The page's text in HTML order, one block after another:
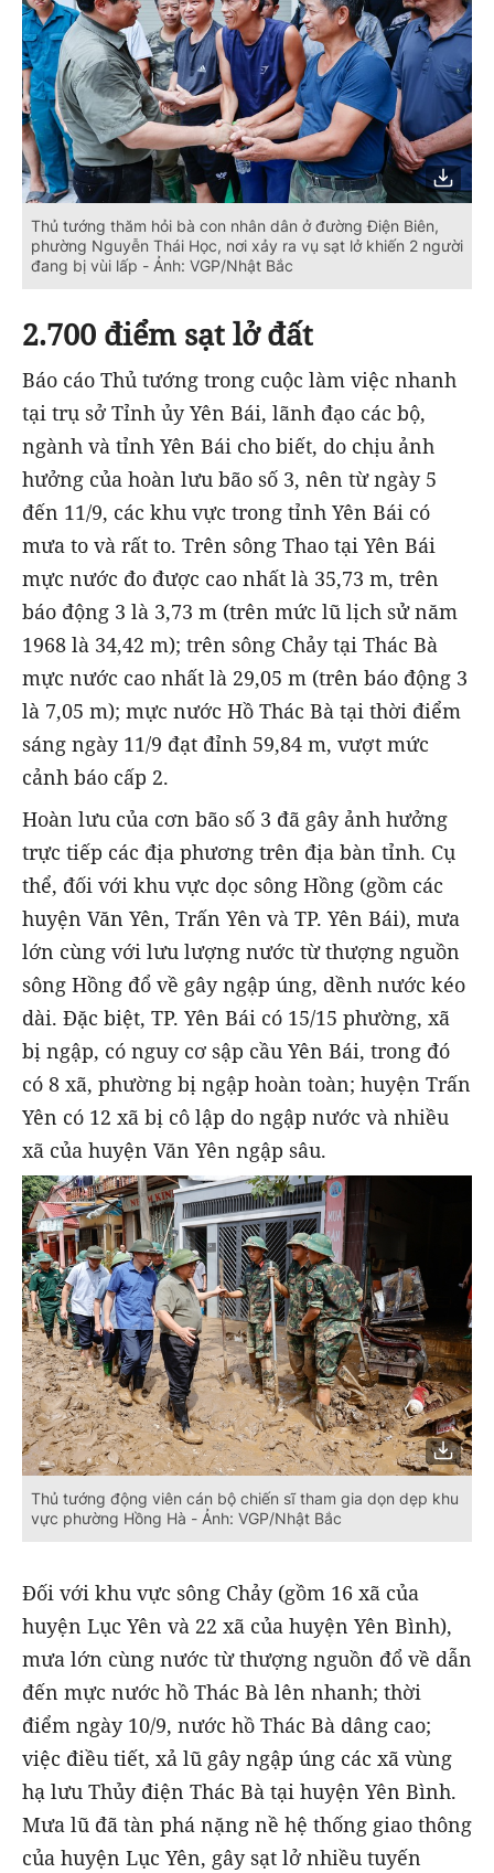
Thủ tướng thăm hỏi bà con nhân dân ở đường Điện Biên,
phường Nguyễn Thái Học, nơi xảy ra vụ sạt lở khiến 2 người
đang bị vùi lấp - Ảnh: VGP/Nhật Bắc
2.700 điểm sạt lở đất
Báo cáo Thủ tướng trong cuộc làm việc nhanh
tại trụ sở Tỉnh ủy Yên Bái, lãnh đạo các bộ,
ngành và tỉnh Yên Bái cho biết, do chịu ảnh
hưởng của hoàn lưu bão số 3, nên từ ngày 5
đến 11/9, các khu vực trong tỉnh Yên Bái có
mưa to và rất to. Trên sông Thao tại Yên Bái
mực nước đo được cao nhất là 35,73 m, trên
báo động 3 là 3,73 m (trên mức lũ lịch sử năm
1968 là 34,42 m); trên sông Chảy tại Thác Bà
mực nước cao nhất là 29,05 m (trên báo động 3
là 7,05 m); mực nước Hồ Thác Bà tại thời điểm
sáng ngày 11/9 đạt đỉnh 59,84 m, vượt mức
cảnh báo cấp 2.
Hoàn lưu của cơn bão số 3 đã gây ảnh hưởng
trực tiếp các địa phương trên địa bàn tỉnh. Cụ
thể, đối với khu vực dọc sông Hồng (gồm các
huyện Văn Yên, Trấn Yên và TP. Yên Bái), mưa
lớn cùng với lưu lượng nước từ thượng nguồn
sông Hồng đổ về gây ngập úng, dềnh nước kéo
dài. Đặc biệt, TP. Yên Bái có 15/15 phường, xã
bị ngập, có nguy cơ sập cầu Yên Bái, trong đó
có 8 xã, phường bị ngập hoàn toàn; huyện Trấn
Yên có 12 xã bị cô lập do ngập nước và nhiều
xã của huyện Văn Yên ngập sâu.
Thủ tướng động viên cán bộ chiến sĩ tham gia dọn dẹp khu
vực phường Hồng Hà - Ảnh: VGP/Nhật Bắc
Đối với khu vực sông Chảy (gồm 16 xã của
huyện Lục Yên và 22 xã của huyện Yên Bình),
mưa lớn cùng nước từ thượng nguồn đổ về dẫn
đến mực nước hồ Thác Bà lên nhanh; thời
điểm ngày 10/9, nước hồ Thác Bà dâng cao;
việc điều tiết, xả lũ gây ngập úng các xã vùng
hạ lưu Thủy điện Thác Bà tại huyện Yên Bình.
Mưa lũ đã tàn phá nặng nề hệ thống giao thông
của huyện Lục Yên, gây sạt lở nhiều tuyến